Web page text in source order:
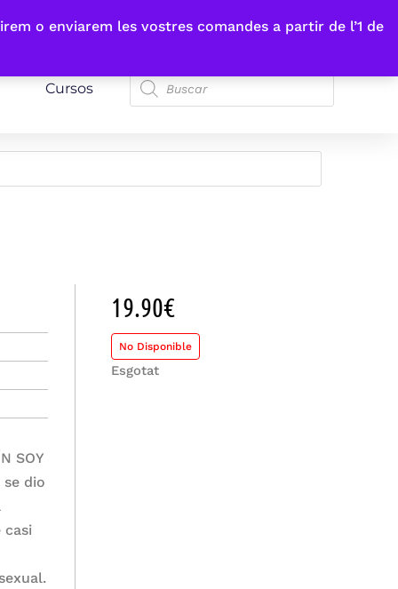
o enviarem les vostres comandes a partir de l’1 de
Cursos
SOY
se dio
casi
19.90€
No Disponible
Esgotat